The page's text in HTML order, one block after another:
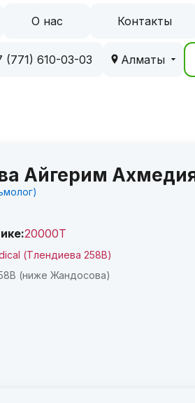
О нас Контакты
(771) 610-03-03 Алматы
Айгерим
20000Т
(Тлендиева 258В)
(ниже Жандосова)